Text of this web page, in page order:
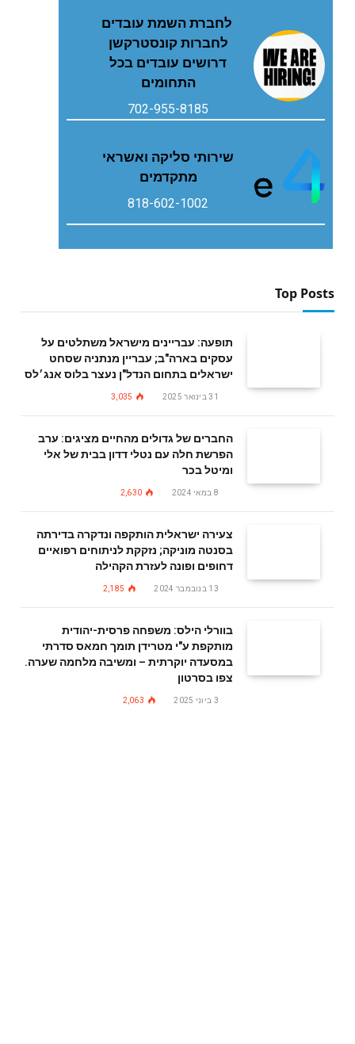
לחברת השמת עובדים
לחברות קונסטרקשן
דרושים עובדים בכל
התחומים
702-955-8185
שירותי סליקה ואשראי
מתקדמים
818-602-1002
Top Posts
תופעה: עבריינים מישראל משתלטים על
עסקים בארה"ב; עבריין מנתניה שסחט
ישראלים בתחום הנדל"ן נעצר בלוס אנג׳לס
31 בינואר 2025 3,035
החברים של גדולים מהחיים מציגים: ערב
הפרשת חלה עם נטלי דדון בבית של אלי
ומיטל בכר
8 במאי 2024 2,630
צעירה ישראלית הותקפה ונדקרה בדירתה
בסנטה מוניקה; נזקקת לניתוחים רפואיים
דחופים ופונה לעזרת הקהילה
13 בנובמבר 2024 2,185
בוורלי הילס: משפחה פרסית-יהודית
מותקפת ע"י מטרידן תומך חמאס סדרתי
במסעדה יוקרתית – ומשיבה מלחמה שערה.
צפו בסרטון
3 ביוני 2025 2,063